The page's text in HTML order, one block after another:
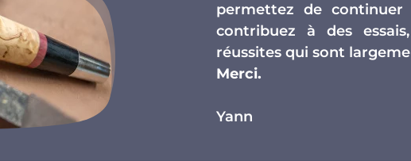
permettez de continuer
contribuez à des
réussites qui sont
Merci.
Yann